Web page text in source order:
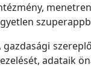
gazdasági
adataik